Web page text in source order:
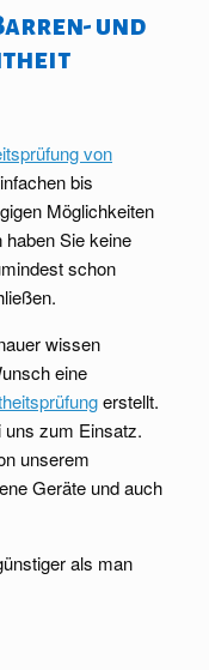
und
von
bis
Möglichkeiten
haben Sie keine
schon
wissen
eine
erstellt.
zum Einsatz.
unserem
Geräte und auch
als man